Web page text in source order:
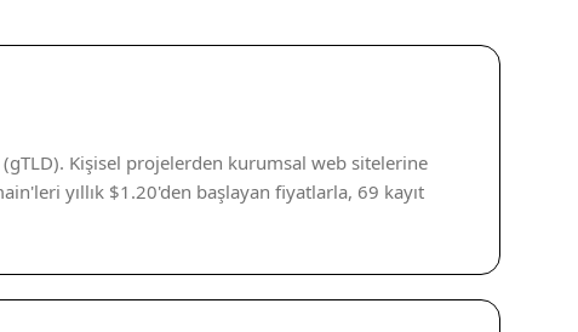
Kişisel projelerden kurumsal web sitelerine
yıllık $1.20'den başlayan fiyatlarla, 69 kayıt